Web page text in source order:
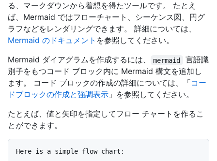
る、マークダウンから着想を得たツールです。 たとえ
ば、Mermaid ではフローチャート、シーケンス図、円グ
ラフなどをレンダリングできます。 詳細については、
Mermaid のドキュメント を参照してください。
Mermaid ダイアグラムを作成するには、
mermaid
言語識
別子をもつコード ブロック内に Mermaid 構文を追加し
ます。 コード ブロックの作成の詳細については、「コー
ドブロックの作成と強調表示 」を参照してください。
たとえば、値と矢印を指定してフロー チャートを作るこ
とができます。
Here is a simple flow chart: